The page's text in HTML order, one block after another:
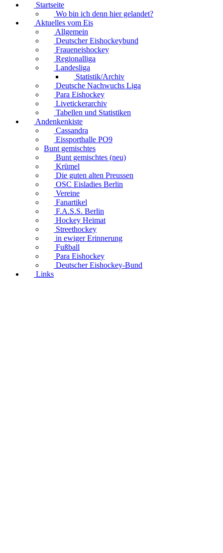
Startseite
Wo bin ich denn hier gelandet?
Aktuelles vom Eis
Allgemein
Deutscher Eishockeybund
Fraueneishockey
Regionalliga
Landesliga
Statistik/Archiv
Deutsche Nachwuchs Liga
Para Eishockey
Livetickerarchiv
Tabellen und Statistiken
Andenkenkiste
Cassandra
Eissporthalle PO9
Bunt gemischtes
Bunt gemischtes (neu)
Krümel
Die guten alten Preussen
OSC Eisladies Berlin
Vereine
Fanartikel
F.A.S.S. Berlin
Hockey Heimat
Streethockey
in ewiger Erinnerung
Fußball
Para Eishockey
Deutscher Eishockey-Bund
Links